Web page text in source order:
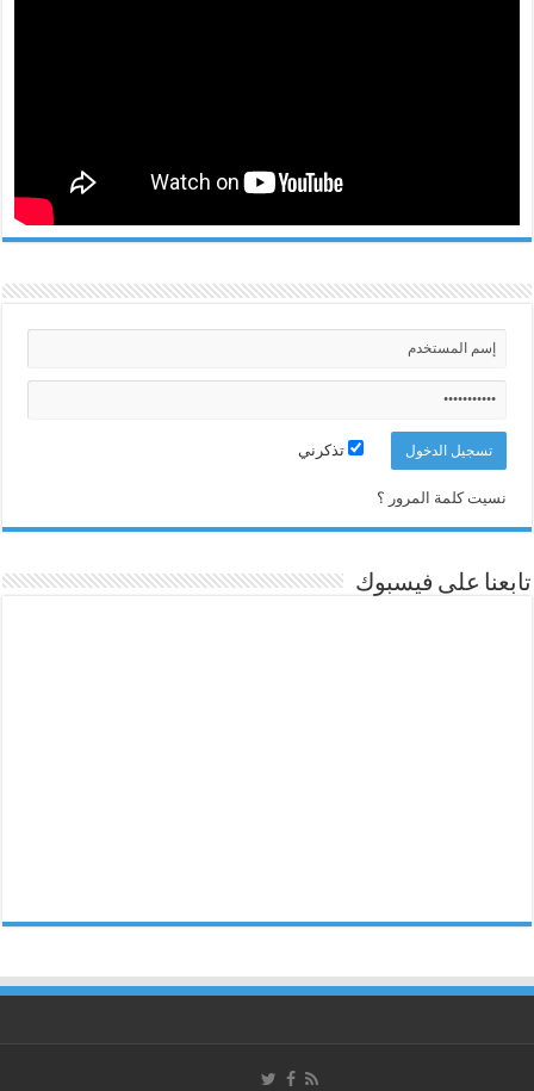
تذكرني
نسيت كلمة المرور ؟
تابعنا على فيسبوك